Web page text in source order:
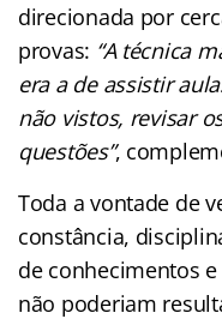
direcionada por
provas: “A técnica
era a de assistir
não vistos, revisar
questões”,
Toda a vontade de
constância,
de conhecimentos
não poderiam